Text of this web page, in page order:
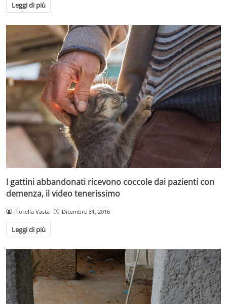
Leggi di più
I gattini abbandonati ricevono coccole dai pazienti con
demenza, il video tenerissimo
Fiorella Vasta Dicembre 31, 2016
Leggi di più